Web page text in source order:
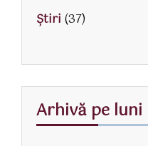
Știri (37)
Arhivă pe luni